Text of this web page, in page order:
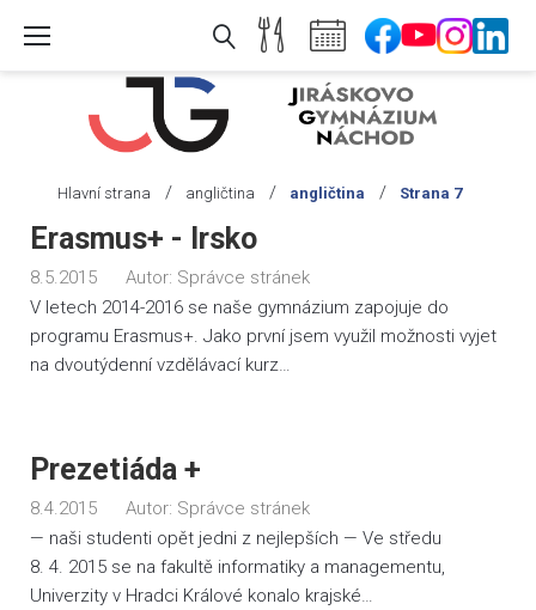
Hlavní strana / angličtina / angličtina / Strana 7
Štítek:
angličtina
Erasmus+ - Irsko
8.5.2015 Autor: Správce stránek
V letech 2014-2016 se naše gymnázium zapojuje do
programu Erasmus+. Jako první jsem využil možnosti vyjet
na dvoutýdenní vzdělávací kurz…
Prezetiáda +
8.4.2015 Autor: Správce stránek
— naši studenti opět jedni z nejlepších — Ve středu
8. 4. 2015 se na fakultě informatiky a managementu,
Univerzity v Hradci Králové konalo krajské…